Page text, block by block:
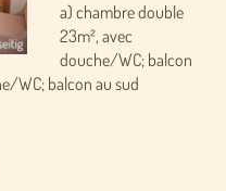
a) chambre double
23m², avec
douche/WC; balcon
WC; balcon au sud